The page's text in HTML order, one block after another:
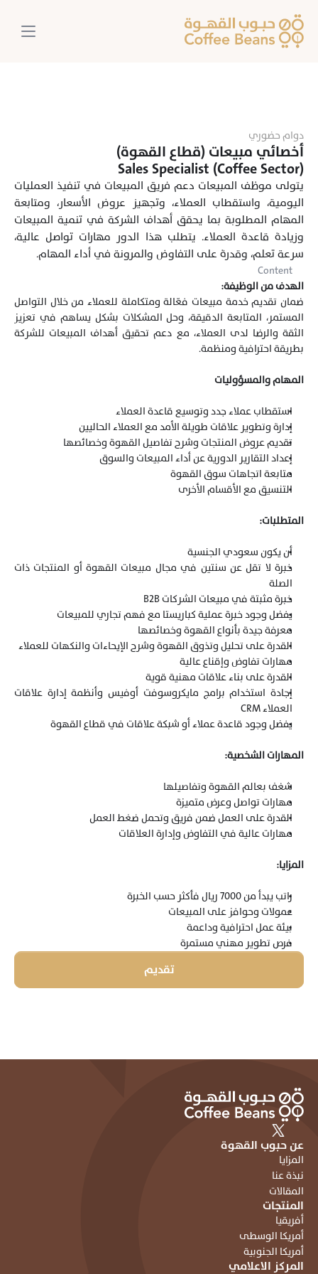
دوام حضوري
أخصائي مبيعات (قطاع القهوة)
Sales Specialist (Coffee Sector)
سرعة تعلم، وقدرة على التفاوض والمرونة في أداء المهام.
Content
الهدف من الوظيفة:
بطريقة احترافية ومنظمة.
المهام والمسؤوليات
استقطاب عملاء جدد وتوسيع قاعدة العملاء
إدارة وتطوير علاقات طويلة الأمد مع العملاء الحاليين
تقديم عروض المنتجات وشرح تفاصيل القهوة وخصائصها
إعداد التقارير الدورية عن أداء المبيعات والسوق
متابعة اتجاهات سوق القهوة
التنسيق مع الأقسام الأخرى
المتطلبات:
أن يكون سعودي الجنسية
الصلة
خبرة مثبتة في مبيعات الشركات B2B
يفضل وجود خبرة عملية كباريستا مع فهم تجاري للمبيعات
معرفة جيدة بأنواع القهوة وخصائصها
القدرة على تحليل وتذوق القهوة وشرح الإيحاءات والنكهات للعملاء
مهارات تفاوض وإقناع عالية
القدرة على بناء علاقات مهنية قوية
العملاء CRM
يفضل وجود قاعدة عملاء أو شبكة علاقات في قطاع القهوة
المهارات الشخصية:
شغف بعالم القهوة وتفاصيلها
مهارات تواصل وعرض متميزة
القدرة على العمل ضمن فريق وتحمل ضغط العمل
مهارات عالية في التفاوض وإدارة العلاقات
المزايا:
راتب يبدأ من 7000 ريال فأكثر حسب الخبرة
عمولات وحوافز على المبيعات
بيئة عمل احترافية وداعمة
فرص تطوير مهني مستمرة
تقديم
المركز الاعلامي
المنتجات
أفريقيا
أمريكا الوسطى
أمريكا الجنوبية
عن حبوب القهوة
المزايا
نبذة عنا
المقالات